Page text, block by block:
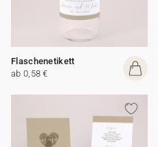
Flaschenetikett
ab 0,58 €